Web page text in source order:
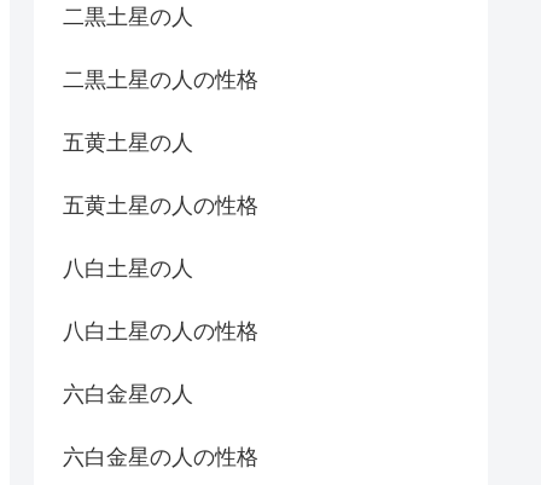
二黒土星の人
二黒土星の人の性格
五黄土星の人
五黄土星の人の性格
八白土星の人
八白土星の人の性格
六白金星の人
六白金星の人の性格